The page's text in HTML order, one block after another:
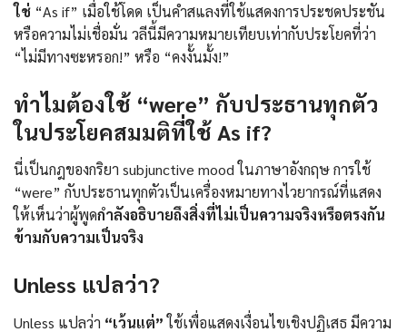
ใช่ “As if” เมื่อใช้โดด เป็นคำสแลงที่ใช้แสดงการประชดประชัน
หรือความไม่เชื่อมั่น วลีนี้มีความหมายเทียบเท่ากับประโยคที่ว่า
“ไม่มีทางซะหรอก!” หรือ “คงงั้นมั้ง!”
ทำไมต้องใช้ “were” กับประธานทุกตัว
ในประโยคสมมติที่ใช้ As if?
นี่เป็นกฎของกริยา subjunctive mood ในภาษาอังกฤษ การใช้
“were” กับประธานทุกตัวเป็นเครื่องหมายทางไวยากรณ์ที่แสดง
ให้เห็นว่าผู้พูดกำลังอธิบายถึงสิ่งที่ไม่เป็นความจริงหรือตรงกัน
ข้ามกับความเป็นจริง
Unless แปลว่า?
Unless แปลว่า “เว้นแต่”ใช้เพื่อแสดงเงื่อนไขเชิงปฏิเสธ มีความ